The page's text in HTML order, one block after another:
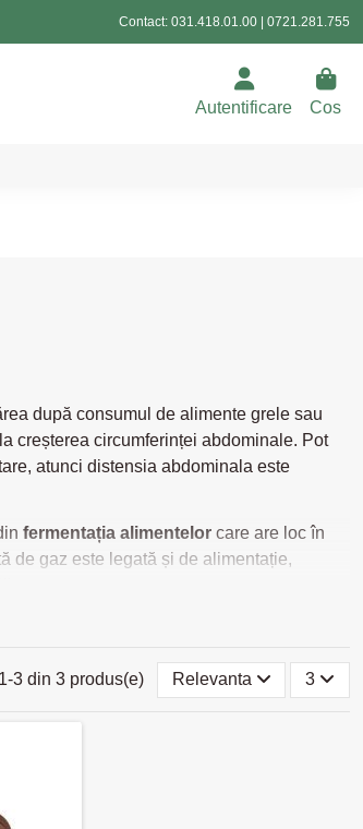
Contact: 031.418.01.00 0721.281.755
Autentificare Cos
după consumul de alimente grele sau
creșterea circumferinței abdominale. Pot
atunci distensia abdominala este
fermentația alimentelor care are loc în
de gaz este legată și de alimentație,
reduce senzația de disconfort și excesul de
si prea plin, reduceți cantitatea de
de balonare rapid cu un ceai de mărar sau
la digestia. De asemenea, se
gastro-intestinale.
3 din 3 produs(e) Relevanta 3